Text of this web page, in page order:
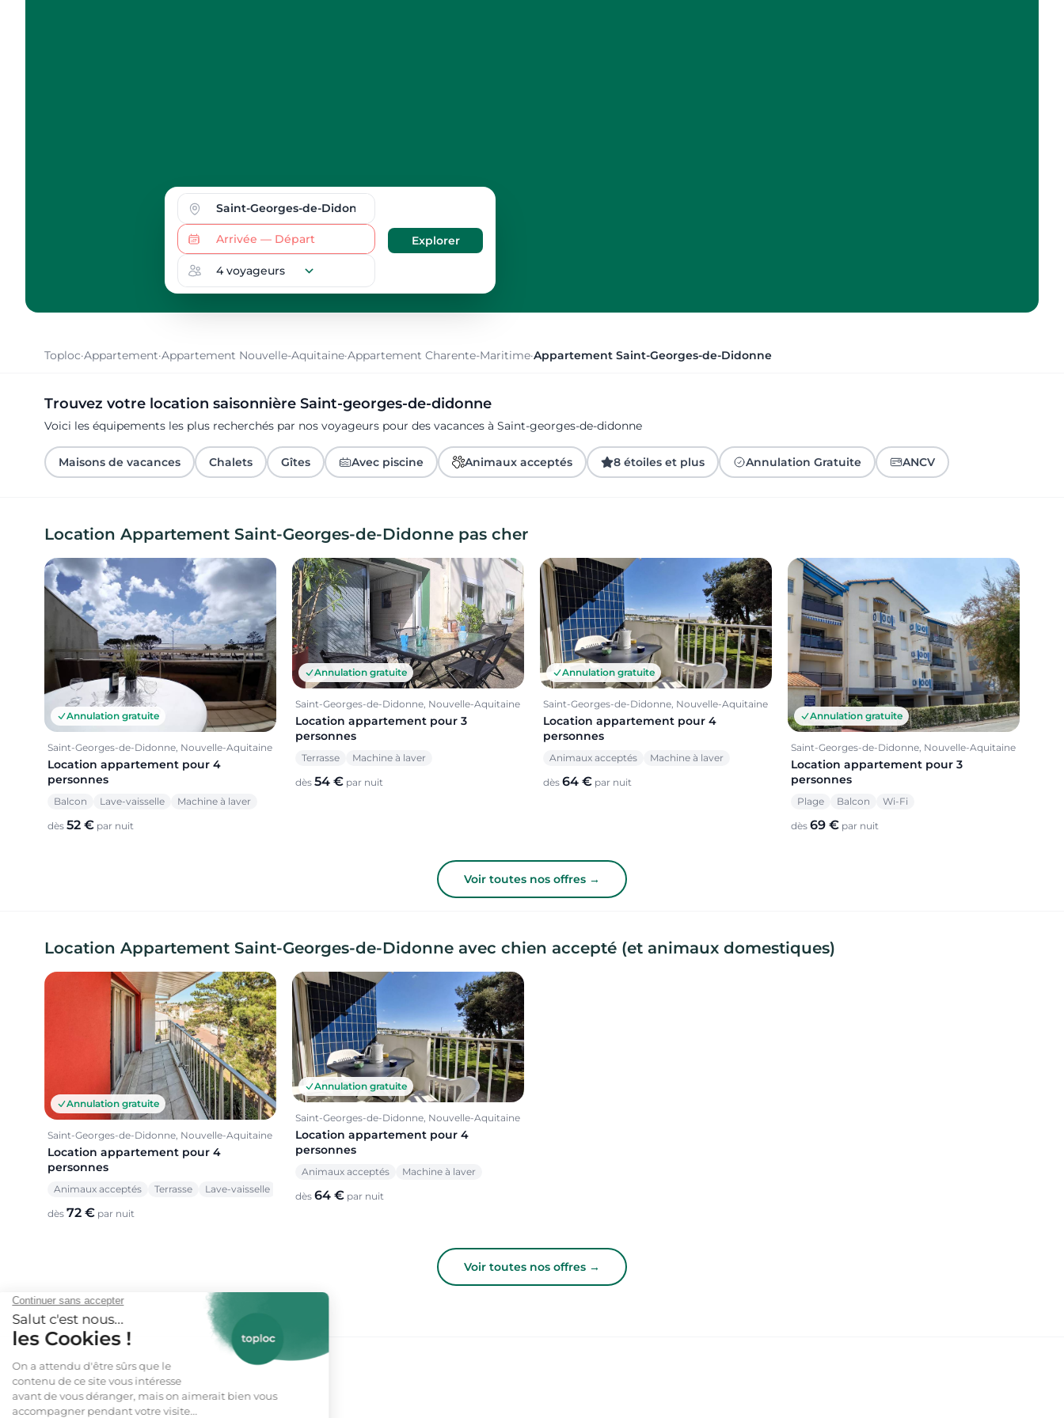
Toploc·Appartement·Appartement Nouvelle-Aquitaine·Appartement Charente-Maritime·Appartement Saint-Georges-de-Didonne
Trouvez votre location saisonnière Saint-georges-de-didonne
Voici les équipements les plus recherchés par nos voyageurs pour des vacances à Saint-georges-de-didonne
Maisons de vacances Chalets Gîtes Avec piscine Animaux acceptés 8 étoiles et plus Annulation Gratuite ANCV
Location Appartement Saint-Georges-de-Didonne pas cher
Annulation gratuite
Saint-Georges-de-Didonne, Nouvelle-Aquitaine
Location appartement pour 4
personnes
Balcon Lave-vaisselle Machine à laver
dès 52 € par nuit
Annulation gratuite
Saint-Georges-de-Didonne, Nouvelle-Aquitaine
Location appartement pour 3
personnes
Terrasse Machine à laver
dès 54 € par nuit
Annulation gratuite
Saint-Georges-de-Didonne, Nouvelle-Aquitaine
Location appartement pour 4
personnes
Animaux acceptés Machine à laver
dès 64 € par nuit
Annulation gratuite
Saint-Georges-de-Didonne, Nouvelle-Aquitaine
Location appartement pour 3
personnes
Plage Balcon Wi-Fi
dès 69 € par nuit
Voir toutes nos offres →
Location Appartement Saint-Georges-de-Didonne avec chien accepté (et animaux domestiques)
Annulation gratuite
Saint-Georges-de-Didonne, Nouvelle-Aquitaine
Location appartement pour 4
personnes
Animaux acceptés Terrasse Lave-vaisselle
dès 72 € par nuit
Annulation gratuite
Saint-Georges-de-Didonne, Nouvelle-Aquitaine
Location appartement pour 4
personnes
Animaux acceptés Machine à laver
dès 64 € par nuit
Voir toutes nos offres →